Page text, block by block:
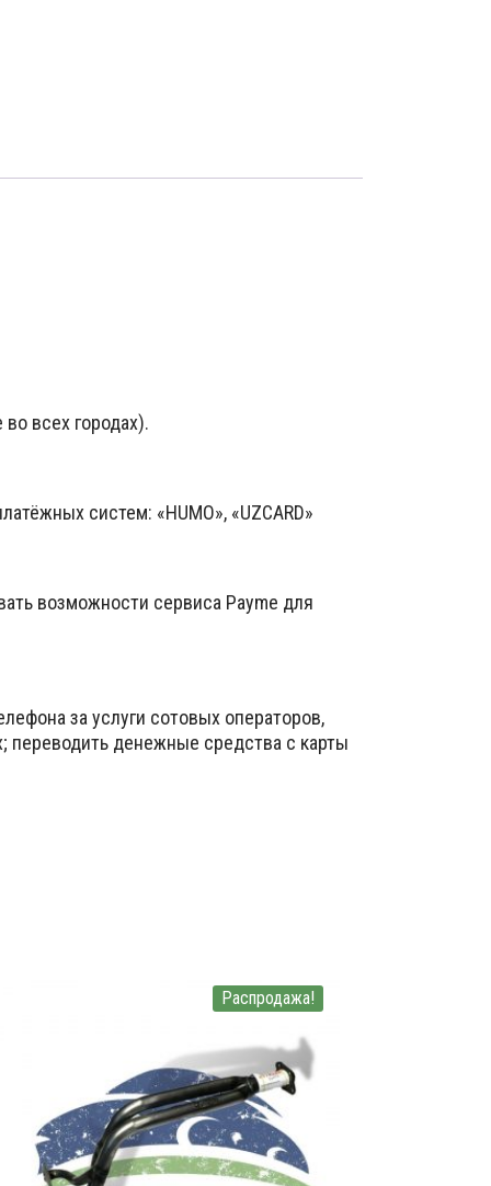
всех городах).
систем: «HUMO», «UZCARD»
возможности сервиса Payme для
за услуги сотовых операторов,
переводить денежные средства с карты
Распродажа!